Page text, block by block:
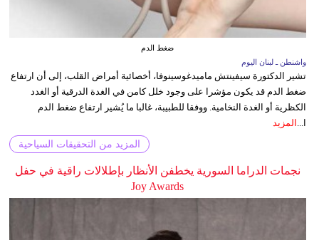
ضغط الدم
واشنطن ـ لبنان اليوم
تشير الدكتورة سيفينتش ماميدغوسينوفا، أخصائية أمراض القلب، إلى أن ارتفاع
ضغط الدم قد يكون مؤشرا على وجود خلل كامن في الغدة الدرقية أو الغدد
الكظرية أو الغدة النخامية. ووفقا للطبيبة، غالبا ما يُشير ارتفاع ضغط الدم
ا... المزيد
المزيد من التحقيقات السياحية
نجمات الدراما السورية يخطفن الأنظار بإطلالات راقية في حفل
Joy Awards